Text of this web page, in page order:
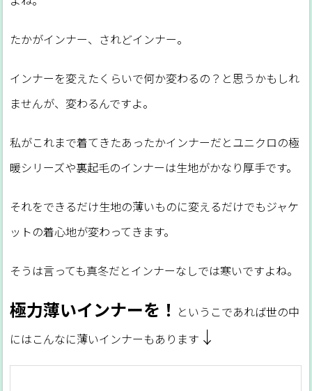
たかがインナー、されどインナー。
インナーを変えたくらいで何か変わるの？と思うかもしれ
ませんが、変わるんですよ。
私がこれまで着てきたあったかインナーだとユニクロの極
暖シリーズや裏起毛のインナーは生地がかなり厚手です。
それをできるだけ生地の薄いものに変えるだけでもジャケ
ットの着心地が変わってきます。
そうは言っても真冬だとインナーなしでは寒いですよね。
極力薄いインナーを！ というこであれば世の中
にはこんなに薄いインナーもあります ↓